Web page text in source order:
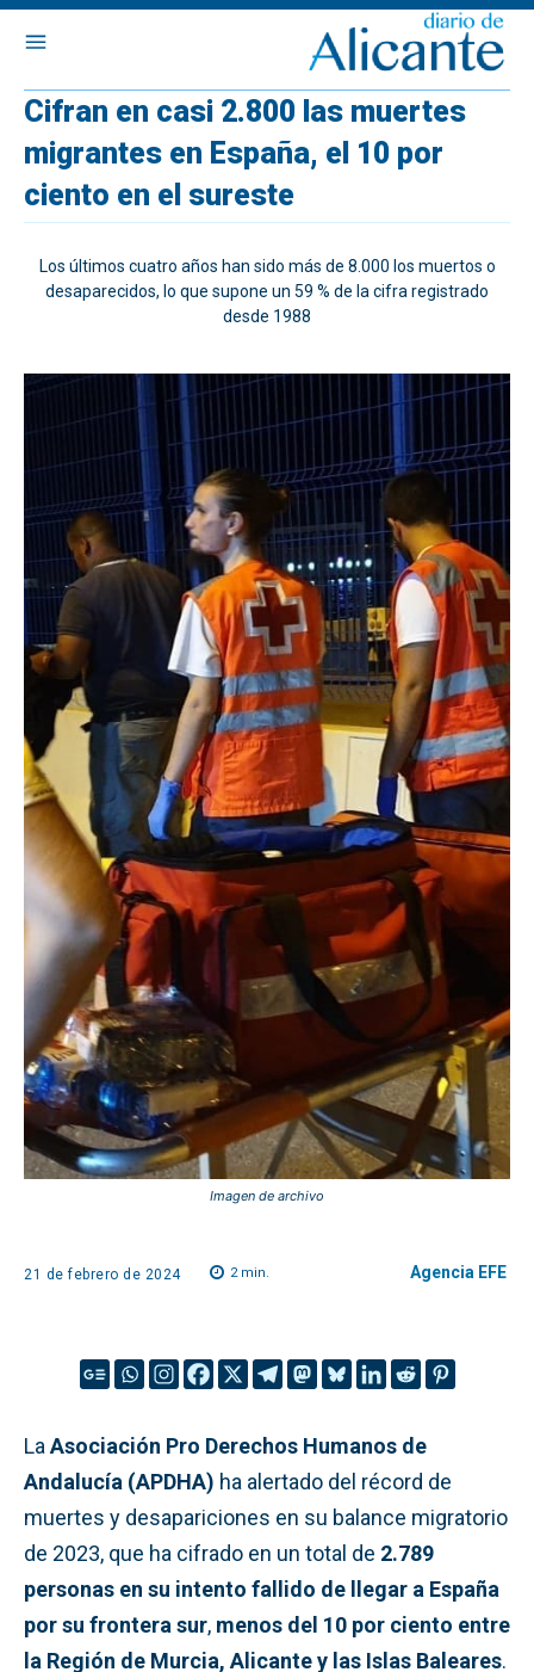
Cifran en casi 2.800 las muertes
migrantes en España, el 10 por
ciento en el sureste
Los últimos cuatro años han sido más de 8.000 los muertos o
desaparecidos, lo que supone un 59 % de la cifra registrado
desde 1988
Imagen de archivo
21 de febrero de 2024 2min. Agencia EFE
La Asociación Pro Derechos Humanos de
Andalucía (APDHA) ha alertado del récord de
muertes y desapariciones en su balance migratorio
de 2023, que ha cifrado en un total de 2.789
personas en su intento fallido de llegar a España
por su frontera sur, menos del 10 por ciento entre
la Región de Murcia, Alicante y las Islas Baleares.